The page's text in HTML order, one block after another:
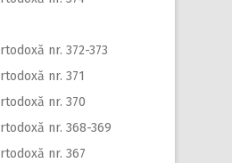
nr. 372-373
nr. 371
nr. 370
nr. 368-369
nr. 367